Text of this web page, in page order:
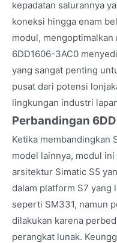
kepadatan salurannya
koneksi hingga enam
modul,
6DD1606-3AC0
yang sangat penting
pusat dari potensi
lingkungan industri
Perbandingan
Ketika membandingkan
model lainnya, modul
arsitektur Simatic S5
dalam platform S7 yang
seperti SM331, namun
dilakukan karena
perangkat lunak.